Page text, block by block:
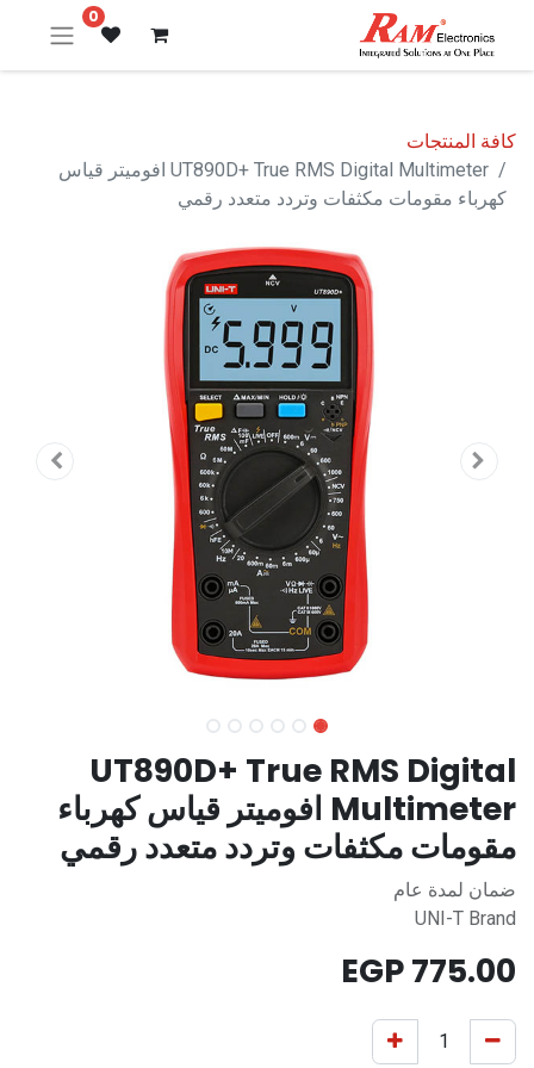
0
كافة المنتجات
UT890D+ True RMS Digital Multimeter افوميتر قياس
كهرباء مقومات مكثفات وتردد متعدد رقمي
UT890D+ True RMS Digital
Multimeter افوميتر قياس كهرباء
مقومات مكثفات وتردد متعدد رقمي
ضمان لمدة عام
UNI-T Brand
775.00